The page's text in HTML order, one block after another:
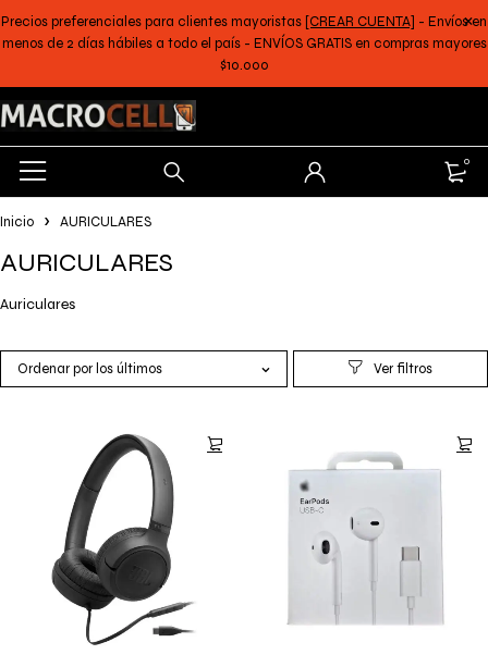
Precios preferenciales para clientes mayoristas [CREAR CUENTA] - Envíos en
menos de 2 días hábiles a todo el país - ENVÍOS GRATIS en compras mayores
$10.000
0
Inicio AURICULARES
AURICULARES
Auriculares
Ordenar por los últimos